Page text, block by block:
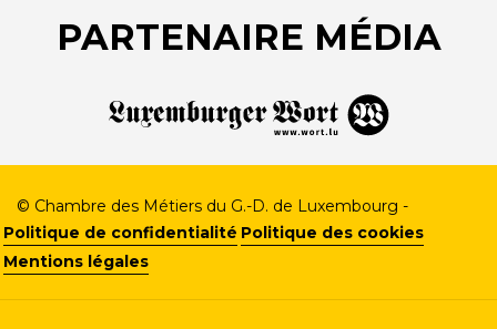
PARTENAIRE MÉDIA
© Chambre des Métiers du G.-D. de Luxembourg -
Politique de confidentialité Politique des cookies
Mentions légales